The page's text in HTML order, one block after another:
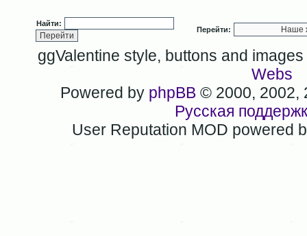
Найти:
Перейти:
ggValentine style, buttons and
Webs
Powered by phpBB © 2000, 2002,
Русская
User Reputation MOD powered